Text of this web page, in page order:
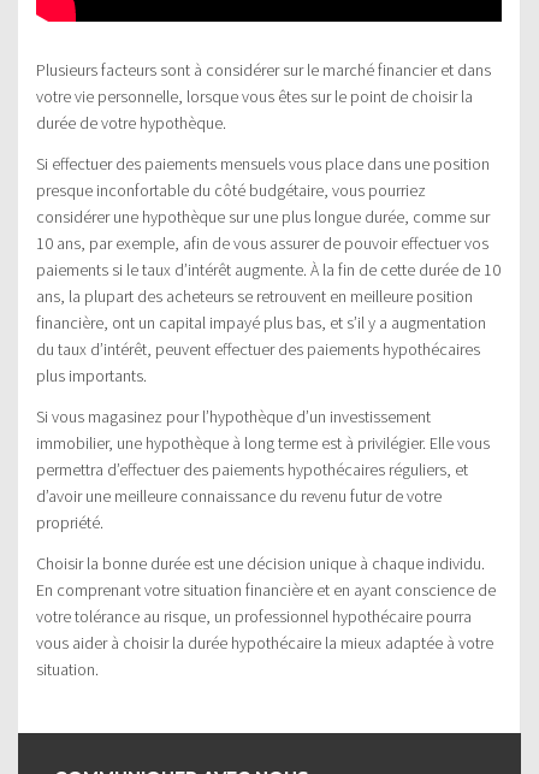
Plusieurs facteurs sont à considérer sur le marché financier et dans
votre vie personnelle, lorsque vous êtes sur le point de choisir la
durée de votre hypothèque.
Si effectuer des paiements mensuels vous place dans une position
presque inconfortable du côté budgétaire, vous pourriez
considérer une hypothèque sur une plus longue durée, comme sur
10 ans, par exemple, afin de vous assurer de pouvoir effectuer vos
paiements si le taux d’intérêt augmente. À la fin de cette durée de 10
ans, la plupart des acheteurs se retrouvent en meilleure position
financière, ont un capital impayé plus bas, et s’il y a augmentation
du taux d’intérêt, peuvent effectuer des paiements hypothécaires
plus importants.
Si vous magasinez pour l’hypothèque d’un investissement
immobilier, une hypothèque à long terme est à privilégier. Elle vous
permettra d’effectuer des paiements hypothécaires réguliers, et
d’avoir une meilleure connaissance du revenu futur de votre
propriété.
Choisir la bonne durée est une décision unique à chaque individu.
En comprenant votre situation financière et en ayant conscience de
votre tolérance au risque, un professionnel hypothécaire pourra
vous aider à choisir la durée hypothécaire la mieux adaptée à votre
situation.